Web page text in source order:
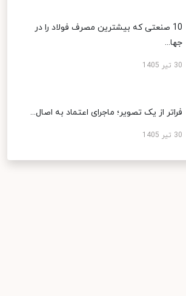
10 صنعتی که بیشترین مصرف فولاد را در
جها...
30 تیر 1405
فراتر از یک تصویر؛ ماجرای اعتماد به اصال...
30 تیر 1405